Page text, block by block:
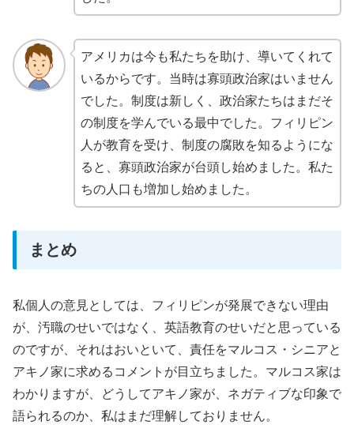
アメリカは今も私たちを助け、導いてくれて
いるからです。当時は寡頭政治家はいません
でした。制度は新しく、政治家たちはまだそ
の制度を学んでいる最中でした。フィリピン
人が教育を受け、制度の腐敗を知るようにな
ると、寡頭政治家が台頭し始めました。私た
ちの人口も増加し始めました。
まとめ
私個人の意見としては、フィリピンが発展できない理由
が、汚職のせいではなく、英語教育のせいだと思っている
のですが、それはおいといて、責任をマルコス・シニアと
アキノ家に求めるコメントが目立ちました。マルコス家は
わかりますが、どうしてアキノ家が、ネガティブな印象で
語られるのか、私はまだ理解しておりません。